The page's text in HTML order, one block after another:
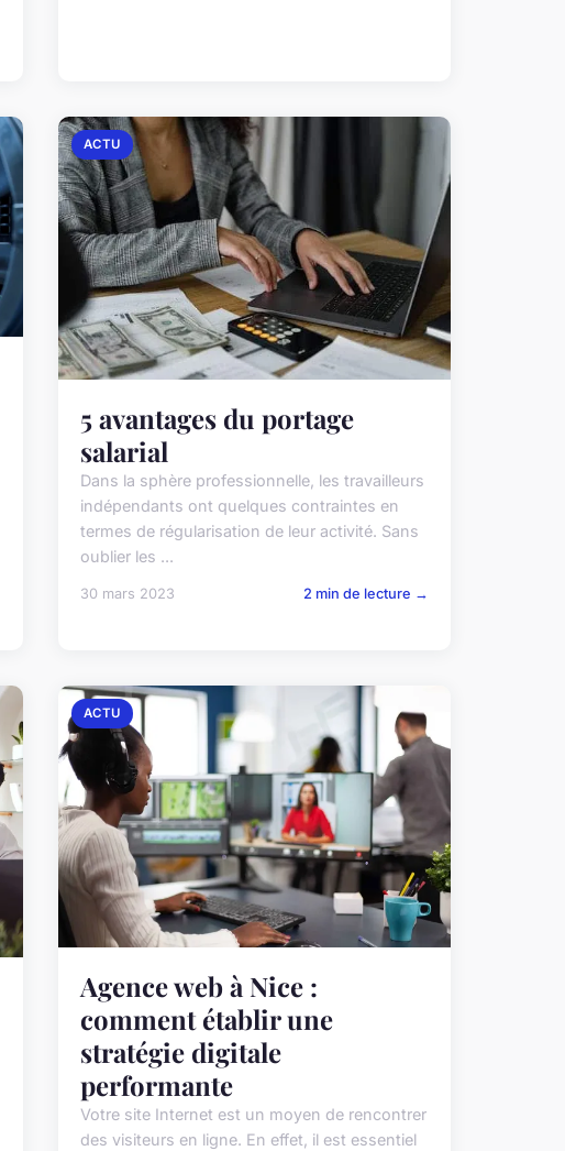
ACTU
5 avantages du portage
salarial
Dans la sphère professionnelle, les travailleurs
indépendants ont quelques contraintes en
termes de régularisation de leur activité. Sans
oublier les ...
30 mars 2023 2 min de lecture →
ACTU
Agence web à Nice :
comment établir une
stratégie digitale
performante
Votre site Internet est un moyen de rencontrer
des visiteurs en ligne. En effet, il est essentiel